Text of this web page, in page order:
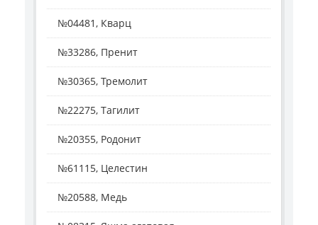
№04481, Кварц
№33286, Пренит
№30365, Тремолит
№22275, Тагилит
№20355, Родонит
№61115, Целестин
№20588, Медь